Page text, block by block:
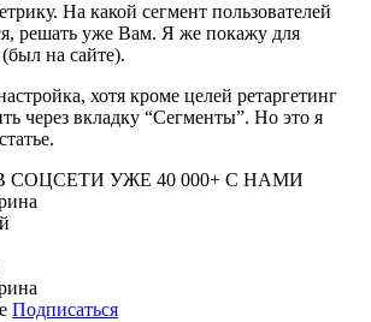
На какой сегмент пользователей
решать уже Вам. Я же покажу для
на сайте).
хотя кроме целей ретаргетинг
через вкладку “Сегменты”. Но это я
СОЦСЕТИ УЖЕ 40 000+ С НАМИ
Подписаться